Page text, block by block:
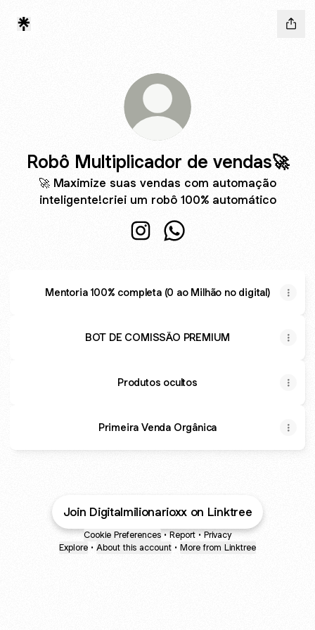
Robô Multiplicador de vendas🚀
🚀 Maximize suas vendas com automação
inteligente!criei um robô 100% automático
Mentoria 100% completa (0 ao Milhão no digital)
BOT DE COMISSÃO PREMIUM
Produtos ocultos
Primeira Venda Orgânica
Join Digitalmilionarioxx on Linktree
Cookie Preferences • Report • Privacy
Explore • About this account • More from Linktree